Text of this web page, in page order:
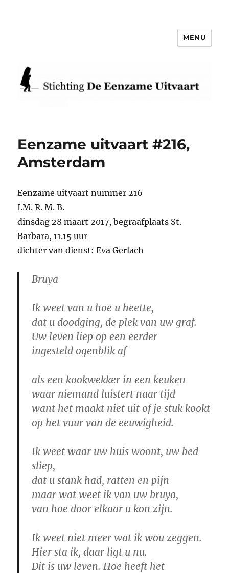
MENU
Eenzame uitvaart #216,
Amsterdam
Eenzame uitvaart nummer 216
I.M. R. M. B.
dinsdag 28 maart 2017, begraafplaats St.
Barbara, 11.15 uur
dichter van dienst: Eva Gerlach
Bruya
Ik weet van u hoe u heette,
dat u doodging, de plek van uw graf.
Uw leven liep op een eerder
ingesteld ogenblik af
als een kookwekker in een keuken
waar niemand luistert naar tijd
want het maakt niet uit of je stuk kookt
op het vuur van de eeuwigheid.
Ik weet waar uw huis woont, uw bed
sliep,
dat u stank had, ratten en pijn
maar wat weet ik van uw bruya,
van hoe door elkaar u kon zijn.
Ik weet niet meer wat ik wou zeggen.
Hier sta ik, daar ligt u nu.
Dit is uw leven. Hoe heeft het